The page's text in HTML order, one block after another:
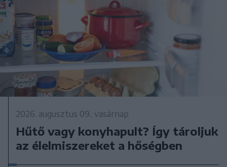
2026. augusztus 09., vasárnap
Hűtő vagy konyhapult? Így tároljuk
az élelmiszereket a hőségben